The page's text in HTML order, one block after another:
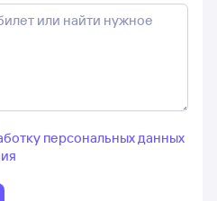
персональных данных